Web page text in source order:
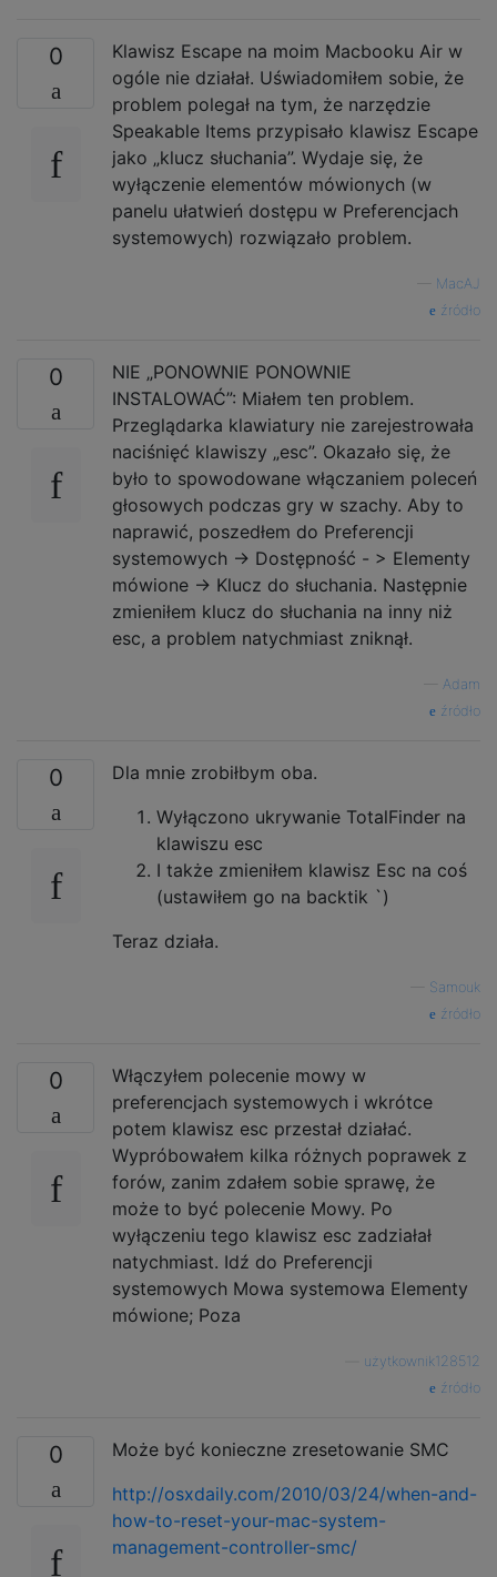
0
Klawisz Escape na moim Macbooku Air w
ogóle nie działał. Uświadomiłem sobie, że
problem polegał na tym, że narzędzie
Speakable Items przypisało klawisz Escape
jako „klucz słuchania”. Wydaje się, że
wyłączenie elementów mówionych (w
panelu ułatwień dostępu w Preferencjach
systemowych) rozwiązało problem.
MacAJ
źródło
0
NIE „PONOWNIE PONOWNIE
INSTALOWAĆ”: Miałem ten problem.
Przeglądarka klawiatury nie zarejestrowała
naciśnięć klawiszy „esc”. Okazało się, że
było to spowodowane włączaniem poleceń
głosowych podczas gry w szachy. Aby to
naprawić, poszedłem do Preferencji
systemowych -> Dostępność - > Elementy
mówione -> Klucz do słuchania. Następnie
zmieniłem klucz do słuchania na inny niż
esc, a problem natychmiast zniknął.
Adam
źródło
0
Dla mnie zrobiłbym oba.
Wyłączono ukrywanie TotalFinder na
klawiszu esc
I także zmieniłem klawisz Esc na coś
(ustawiłem go na backtik `)
Teraz działa.
Samouk
źródło
0
Włączyłem polecenie mowy w
preferencjach systemowych i wkrótce
potem klawisz esc przestał działać.
Wypróbowałem kilka różnych poprawek z
forów, zanim zdałem sobie sprawę, że
może to być polecenie Mowy. Po
wyłączeniu tego klawisz esc zadziałał
natychmiast. Idź do Preferencji
systemowych Mowa systemowa Elementy
mówione; Poza
użytkownik128512
źródło
0
Może być konieczne zresetowanie SMC
http://osxdaily.com/2010/03/24/when-and-
how-to-reset-your-mac-system-
management-controller-smc/